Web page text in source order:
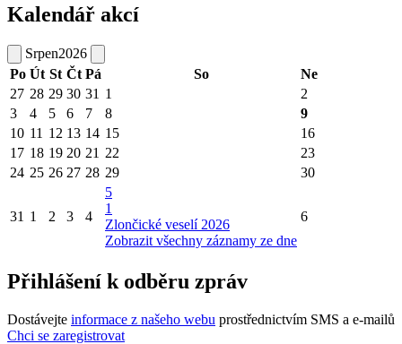
Kalendář akcí
Srpen2026
Po Út St Čt Pá So
Ne
27 28 29 30 31 1
2
3
4 5 6 7 8
9
10 11 12 13 14 15
16
17 18 19 20 21 22
23
24 25 26 27 28 29 30
31 1 2 3 4
5
1
Zlončické veselí 2026
Zobrazit všechny záznamy ze dne
6
Přihlášení k odběru zpráv
Dostávejte informace z našeho webu prostřednictvím SMS a e-mailů
Chci se zaregistrovat